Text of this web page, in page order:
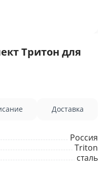
Тритон для
Доставка
Россия
Triton
сталь